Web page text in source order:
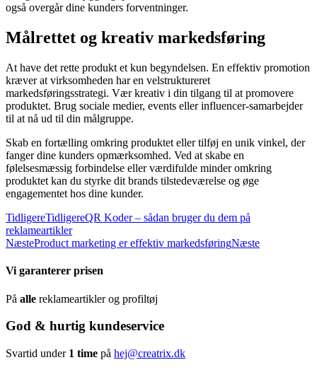
også overgår dine kunders forventninger.
Målrettet og kreativ markedsføring
At have det rette produkt et kun begyndelsen. En effektiv promotion
kræver at virksomheden har en velstruktureret
markedsføringsstrategi. Vær kreativ i din tilgang til at promovere
produktet. Brug sociale medier, events eller influencer-samarbejder
til at nå ud til din målgruppe.
Skab en fortælling omkring produktet eller tilføj en unik vinkel, der
fanger dine kunders opmærksomhed. Ved at skabe en
følelsesmæssig forbindelse eller værdifulde minder omkring
produktet kan du styrke dit brands tilstedeværelse og øge
engagementet hos dine kunder.
TidligereTidligereQR Koder – sådan bruger du dem på
reklameartikler
NæsteProduct marketing er effektiv markedsføringNæste
Vi garanterer prisen
På alle reklameartikler og profiltøj
God & hurtig kundeservice
Svartid under 1 time på hej@creatrix.dk